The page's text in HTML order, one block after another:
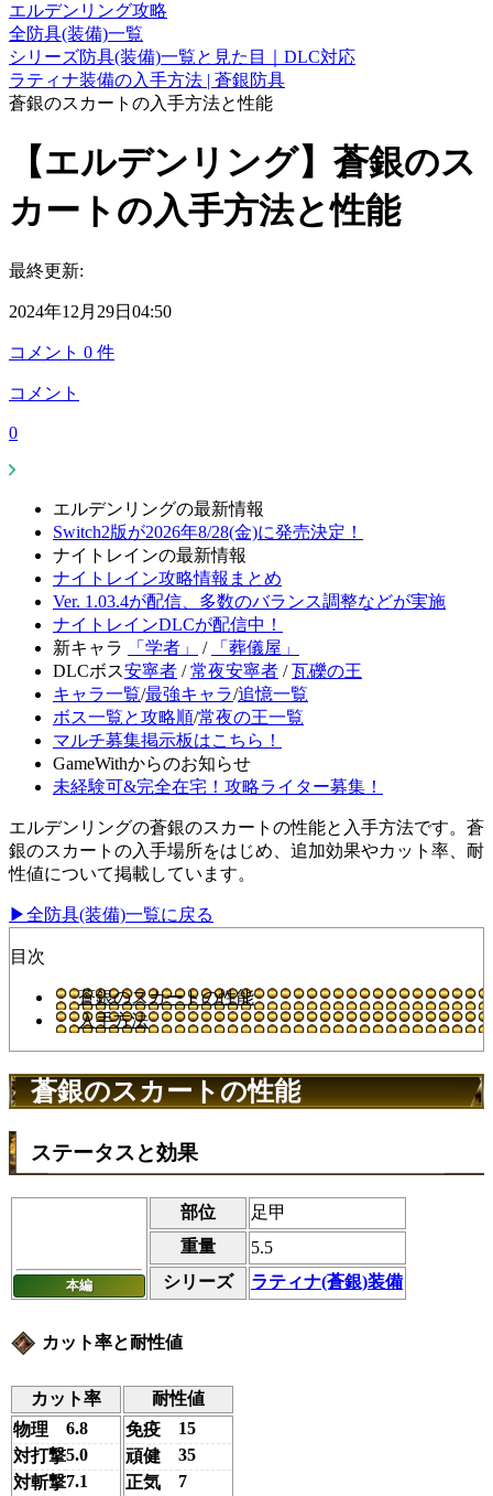
エルデンリング攻略
全防具(装備)一覧
シリーズ防具(装備)一覧と見た目｜DLC対応
ラティナ装備の入手方法 | 蒼銀防具
蒼銀のスカートの入手方法と性能
【エルデンリング】蒼銀のス
カートの入手方法と性能
最終更新:
2024年12月29日04:50
コメント 0 件
コメント
0
エルデンリングの最新情報
Switch2版が2026年8/28(金)に発売決定！
ナイトレインの最新情報
ナイトレイン攻略情報まとめ
Ver. 1.03.4が配信、多数のバランス調整などが実施
ナイトレインDLCが配信中！
新キャラ
「学者」 /
「葬儀屋」
DLCボス安寧者 /常夜安寧者 /瓦礫の王
キャラ一覧/最強キャラ/追憶一覧
ボス一覧と攻略順/常夜の王一覧
マルチ募集掲示板はこちら！
GameWithからのお知らせ
未経験可&完全在宅！攻略ライター募集！
エルデンリングの蒼銀のスカートの性能と入手方法です。蒼
銀のスカートの入手場所をはじめ、追加効果やカット率、耐
性値について掲載しています。
▶全防具(装備)一覧に戻る
目次
蒼銀のスカートの性能
入手方法
蒼銀のスカートの性能
ステータスと効果
本編
部位
足甲
重量
5.5
シリーズ
ラティナ(蒼銀)装備
カット率と耐性値
カット率
耐性値
物理
6.8
対打撃5.0
対斬撃7.1
免疫
15
頑健
35
正気
7